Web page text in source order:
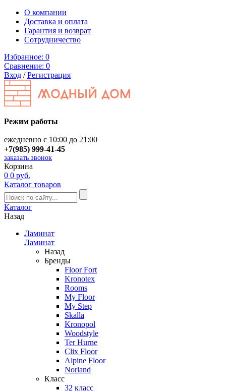
О компании
Доставка и оплата
Гарантия и возврат
Сотрудничество
Избранное: 0
Сравнение: 0
Вход /Регистрация
Режим работы
ежедневно с 10:00 до 21:00
+7(985) 999-41-45
заказать звонок
Корзина
0 0 руб.
Каталог товаров
Каталог
Назад
Ламинат
Ламинат
Назад
Бренды
Floor Fort
Kronotex
Rooms
My Floor
My Step
Skalla
Kronopol
Woodstyle
Ter Hurne
Clix Floor
Alpine Floor
Norland
Класс
32 класс